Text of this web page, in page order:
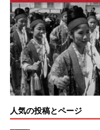
人気の投稿とページ